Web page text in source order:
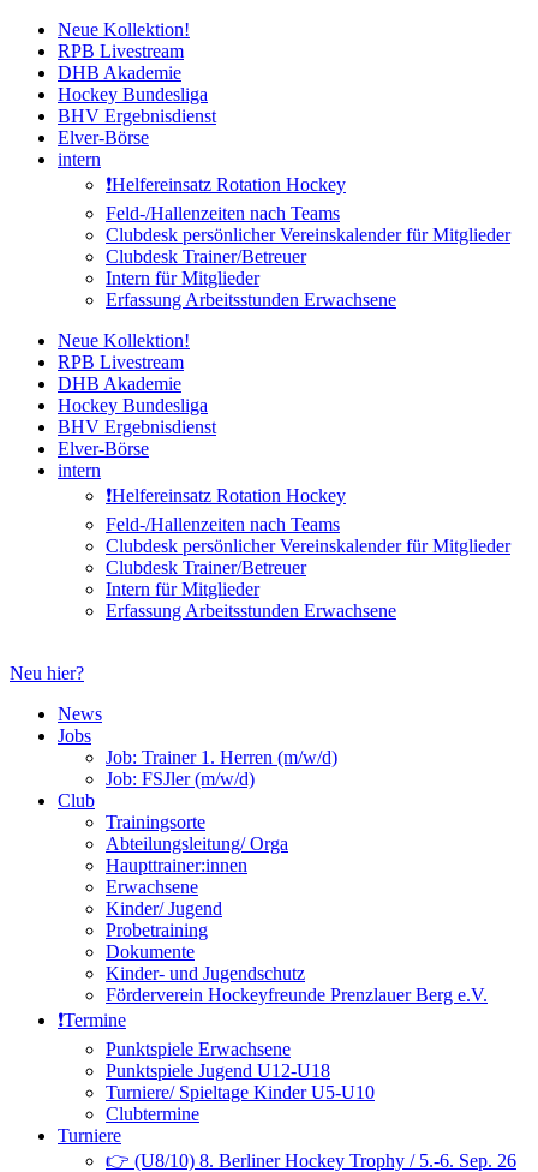
Zum
Inhalt
springen
Neue Kollektion!
RPB Livestream
DHB Akademie
Hockey Bundesliga
BHV Ergebnisdienst
Elver-Börse
intern
❗️Helfereinsatz Rotation Hockey
Feld-/Hallenzeiten nach Teams
Clubdesk persönlicher Vereinskalender für Mitglieder
Clubdesk Trainer/Betreuer
Intern für Mitglieder
Erfassung Arbeitsstunden Erwachsene
Neue Kollektion!
RPB Livestream
DHB Akademie
Hockey Bundesliga
BHV Ergebnisdienst
Elver-Börse
intern
❗️Helfereinsatz Rotation Hockey
Feld-/Hallenzeiten nach Teams
Clubdesk persönlicher Vereinskalender für Mitglieder
Clubdesk Trainer/Betreuer
Intern für Mitglieder
Erfassung Arbeitsstunden Erwachsene
Neu hier?
News
Jobs
Job: Trainer 1. Herren (m/w/d)
Job: FSJler (m/w/d)
Club
Trainingsorte
Abteilungsleitung/ Orga
Haupttrainer:innen
Erwachsene
Kinder/ Jugend
Probetraining
Dokumente
Kinder- und Jugendschutz
Förderverein Hockeyfreunde Prenzlauer Berg e.V.
❗️Termine
Punktspiele Erwachsene
Punktspiele Jugend U12-U18
Turniere/ Spieltage Kinder U5-U10
Clubtermine
Turniere
👉 (U8/10) 8. Berliner Hockey Trophy / 5.-6. Sep. 26